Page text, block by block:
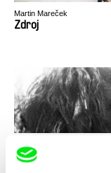
Martin Mareček
Zdroj
Zima a Tma